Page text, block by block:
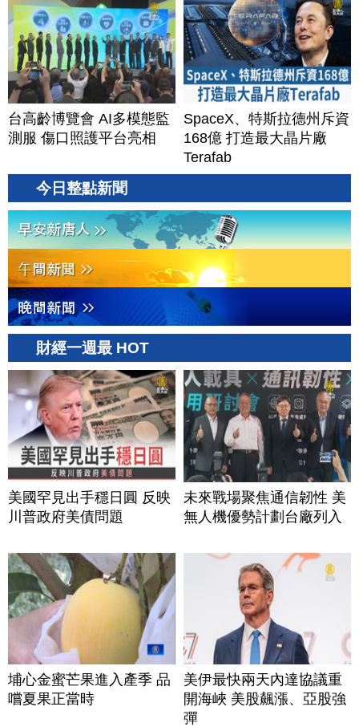
台高齡博覽會 AI多模態監
測服 傷口照護平台亮相
SpaceX、特斯拉德州斥資
168億 打造最大晶片廠
Terafab
今日整點新聞
財經一週最 HOT
美國罕見出手穩日圓 反映
川普政府美債問題
未來戰場聚焦通信韌性 美
無人機優勢計劃台廠列入
埔心金蜜芒果進入產季 品
嚐夏果正當時
美伊最快兩天內達協議重
開海峽 美股飆漲、亞股強
彈